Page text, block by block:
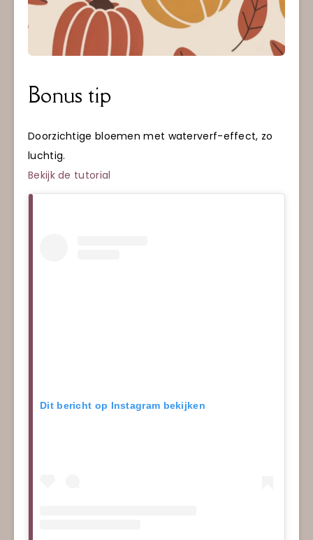
Bonus tip
Doorzichtige bloemen met waterverf-effect, zo
luchtig.
Bekijk de tutorial
Dit bericht op Instagram bekijken